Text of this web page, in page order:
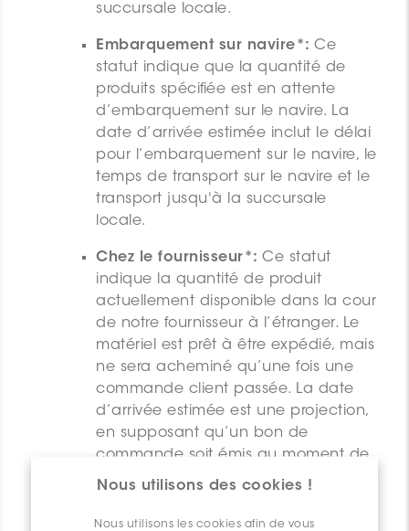
Nous utilisons des cookies !
Nous utilisons les cookies afin de vous
succursale locale.
Embarquement sur navire*: Ce
statut indique que la quantité de
produits spécifiée est en attente
d’embarquement sur le navire. La
date d’arrivée estimée inclut le délai
pour l’embarquement sur le navire, le
temps de transport sur le navire et le
transport jusqu'à la succursale
locale.
Chez le fournisseur*: Ce statut
indique la quantité de produit
actuellement disponible dans la cour
de notre fournisseur à l’étranger. Le
matériel est prêt à être expédié, mais
ne sera acheminé qu’une fois une
commande client passée. La date
d’arrivée estimée est une projection,
en supposant qu’un bon de
commande soit émis au moment de
la consultation. Une fois la
passera au statut suivant dans la